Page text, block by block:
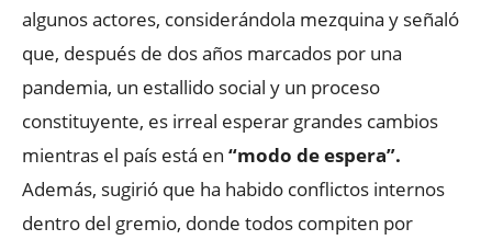
algunos actores, considerándola mezquina y señaló
que, después de dos años marcados por una
pandemia, un estallido social y un proceso
constituyente, es irreal esperar grandes cambios
mientras el país está en “modo de espera”.
Además, sugirió que ha habido conflictos internos
dentro del gremio, donde todos compiten por